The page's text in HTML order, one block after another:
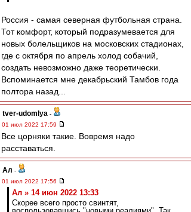
Россия - самая северная футбольная страна.
Тот комфорт, который подразумевается для
новых болельщиков на московских стадионах,
где с октября по апрель холод собачий,
создать невозможно даже теоретически.
Вспоминается мне декабрьский Тамбов года
полтора назад...
tver-udomlya -
01 июл 2022 17:59
Все цорняки такие. Вовремя надо
расставаться.
Ал -
01 июл 2022 17:56
Ал » 14 июн 2022 13:33
Скорее всего просто свинтят,